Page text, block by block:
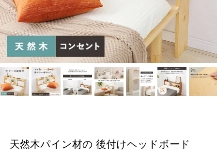
天然木パイン材の 後付けヘッドボード